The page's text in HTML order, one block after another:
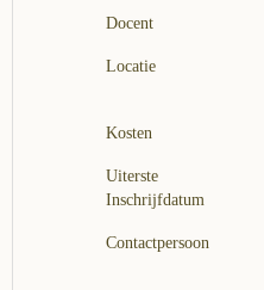
Docent
Locatie
Kosten
Uiterste
Inschrijfdatum
Contactpersoon